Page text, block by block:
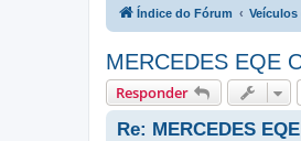
Índice do Fórum
MERCEDES EQE
Responder
Re: MERCEDES